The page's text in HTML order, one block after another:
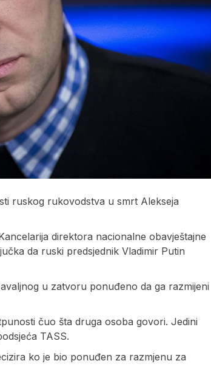
ruskog rukovodstva u smrt Alekseja
direktora nacionalne obavještajne
da ruski predsjednik Vladimir Putin
u zatvoru ponuđeno da ga razmijeni
čuo šta druga osoba govori. Jedini
TASS.
ko je bio ponuđen za razmjenu za